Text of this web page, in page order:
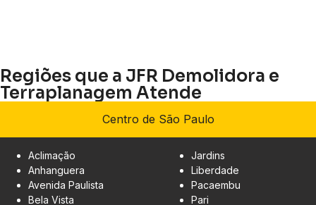
Regiões que a JFR Demolidora e
Terraplanagem Atende
Centro de São Paulo
Aclimação
Anhanguera
Avenida Paulista
Bela Vista
Jardins
Liberdade
Pacaembu
Pari